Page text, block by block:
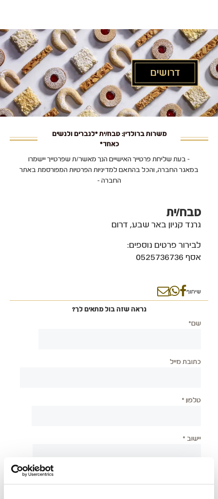
דרושים
משרות ברולדין: טבח/ית *לגברים ולנשים
כאחד*
- בעת שליחת פרטייך האישיים הנך מאשר/ת שפרטייך יישמרו
במאגר החברה, והכל בהתאם למדיניות הפרטיות המפורסמת באתר
החברה -
טבח/ית
גרנד קניון באר שבע, דרום
לבירור פרטים נוספים:
אסף 0525736736
שיתוף
נראה שזה בול מתאים לך?
שם*
כתובת מייל
טלפון *
יישוב *